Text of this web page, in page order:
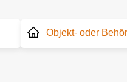
Objekt- oder